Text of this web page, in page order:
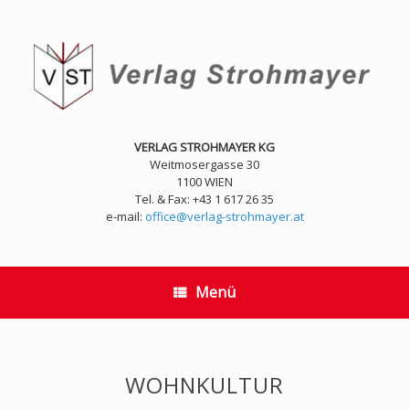
springen
VERLAG STROHMAYER KG
Weitmosergasse 30
1100 WIEN
Tel. & Fax: +43 1 617 26 35
e-mail: office@verlag-strohmayer.at
Menü
WOHNKULTUR